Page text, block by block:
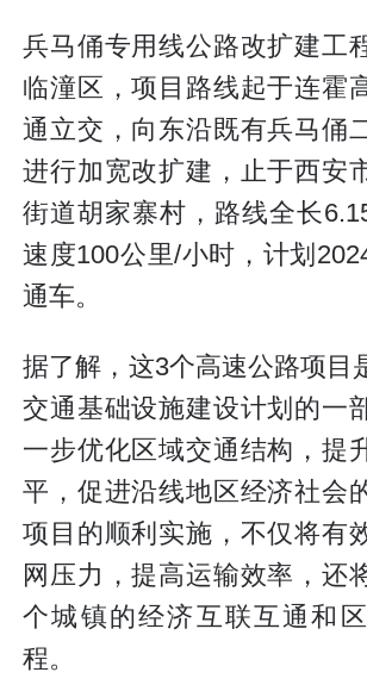
兵马俑专用线公路改扩建工
临潼区，项目路线起于连霍
通立交，向东沿既有兵马俑
进行加宽改扩建，止于西安
街道胡家寨村，路线全长
速度100公里/小时，计划
通车。
据了解，这3个高速公路项目
交通基础设施建设计划的一
一步优化区域交通结构，提
平，促进沿线地区经济社会
项目的顺利实施，不仅将有
网压力，提高运输效率，还
个城镇的经济互联互通和
程。